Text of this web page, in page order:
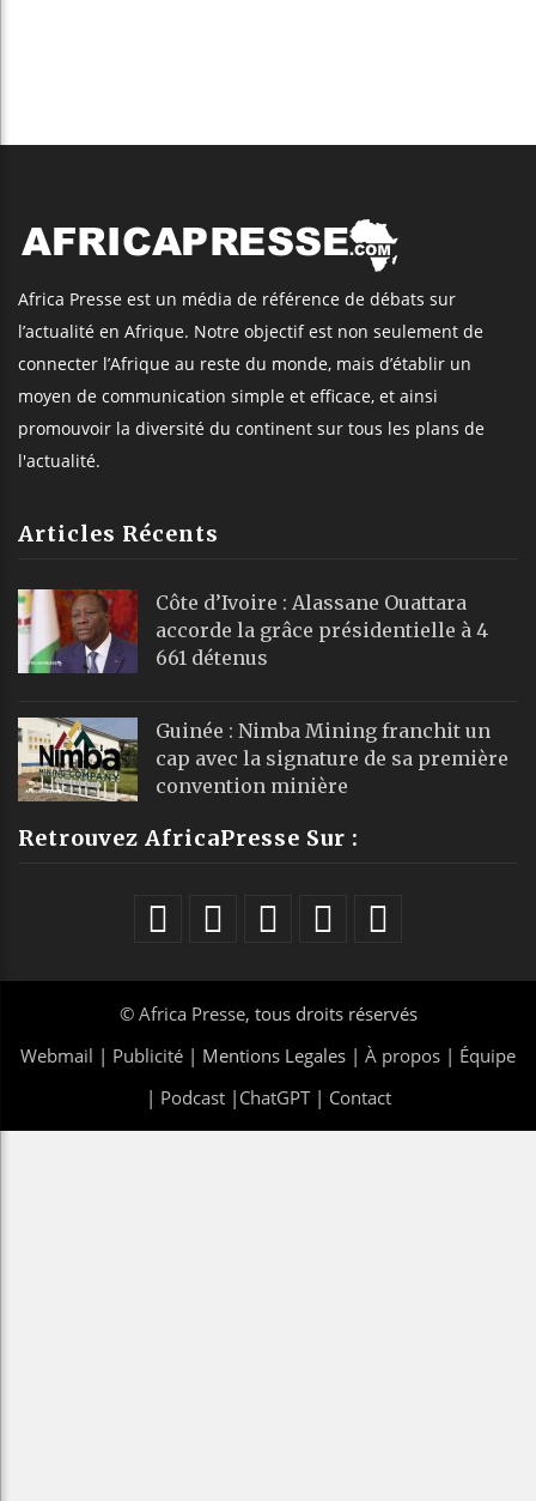
Africa Presse est un média de référence de débats sur
l’actualité en Afrique. Notre objectif est non seulement de
connecter l’Afrique au reste du monde, mais d’établir un
moyen de communication simple et efficace, et ainsi
promouvoir la diversité du continent sur tous les plans de
l'actualité.
Articles Récents
Côte d’Ivoire : Alassane Ouattara
accorde la grâce présidentielle à 4
661 détenus
Guinée : Nimba Mining franchit un
cap avec la signature de sa première
convention minière
Retrouvez AfricaPresse Sur :
© Africa Presse, tous droits réservés
Webmail | Publicité | Mentions Legales | À propos | Équipe
| Podcast| ChatGPT| Contact